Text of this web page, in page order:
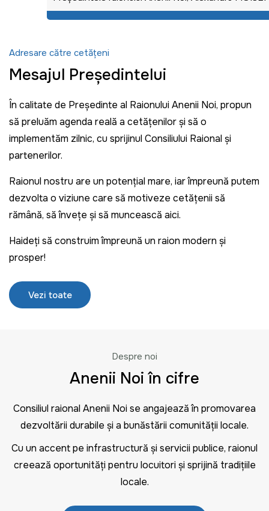
Adresare către cetățeni
Mesajul Președintelui
În calitate de Președinte al Raionului Anenii Noi, propun
să preluăm agenda reală a cetățenilor și să o
implementăm zilnic, cu sprijinul Consiliului Raional și
partenerilor.
Raionul nostru are un potențial mare, iar împreună putem
dezvolta o viziune care să motiveze cetățenii să
rămână, să învețe și să muncească aici.
Haideți să construim împreună un raion modern și
prosper!
Vezi toate
Despre noi
Anenii Noi în cifre
Consiliul raional Anenii Noi se angajează în promovarea
dezvoltării durabile și a bunăstării comunității locale.
Cu un accent pe infrastructură și servicii publice, raionul
creează oportunități pentru locuitori și sprijină tradițiile
locale.